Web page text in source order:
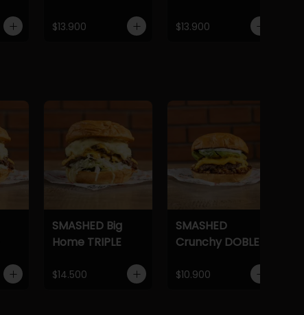
$13.900 $13.900
SMASHED Big
Home TRIPLE
$14.500
SMASHED
Crunchy DOBLE
$10.900